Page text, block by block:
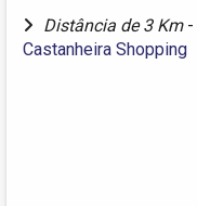
Distância de 3 Km -
Castanheira Shopping